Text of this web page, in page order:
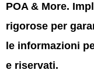
POA & More.
rigorose per
le informazioni
e riservati.